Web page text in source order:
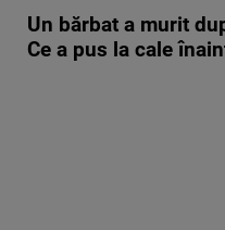
Un bărbat a murit
Ce a pus la cale